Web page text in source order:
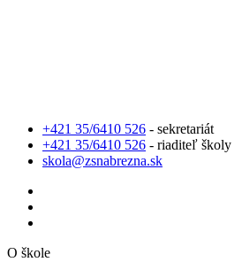
+421 35/6410 526 - sekretariát
+421 35/6410 526 - riaditeľ školy
skola@zsnabrezna.sk
O škole